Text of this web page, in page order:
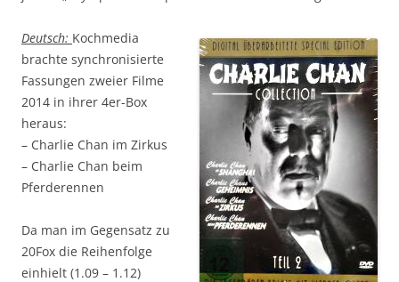
Deutsch: Kochmedia
brachte synchronisierte
Fassungen zweier Filme
2014 in ihrer 4er-Box
heraus:
– Charlie Chan im Zirkus
– Charlie Chan beim
Pferderennen
Da man im Gegensatz zu
20Fox die Reihenfolge
einhielt (1.09 – 1.12)